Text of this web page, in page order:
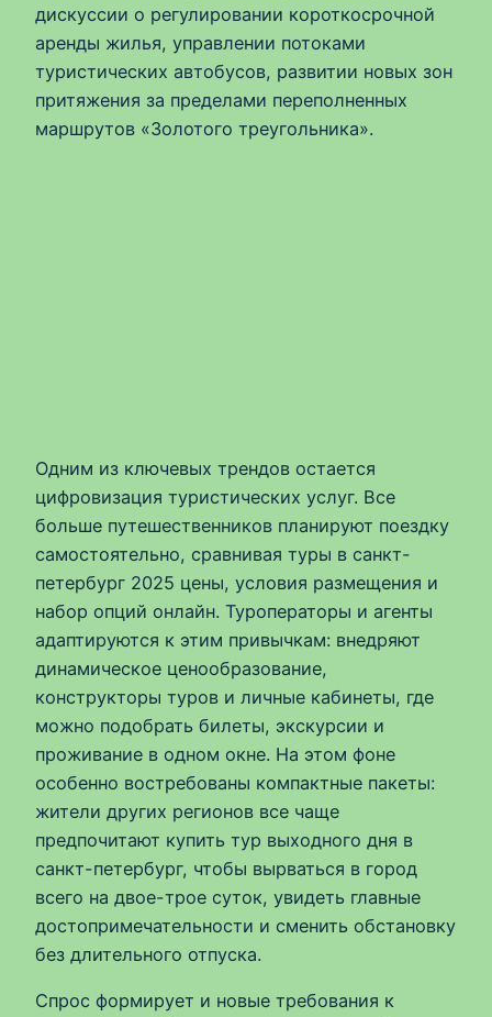
дискуссии о регулировании короткосрочной
аренды жилья, управлении потоками
туристических автобусов, развитии новых зон
притяжения за пределами переполненных
маршрутов «Золотого треугольника».
Одним из ключевых трендов остается
цифровизация туристических услуг. Все
больше путешественников планируют поездку
самостоятельно, сравнивая туры в санкт-
петербург 2025 цены, условия размещения и
набор опций онлайн. Туроператоры и агенты
адаптируются к этим привычкам: внедряют
динамическое ценообразование,
конструкторы туров и личные кабинеты, где
можно подобрать билеты, экскурсии и
проживание в одном окне. На этом фоне
особенно востребованы компактные пакеты:
жители других регионов все чаще
предпочитают купить тур выходного дня в
санкт-петербург, чтобы вырваться в город
всего на двое-трое суток, увидеть главные
достопримечательности и сменить обстановку
без длительного отпуска.
Спрос формирует и новые требования к